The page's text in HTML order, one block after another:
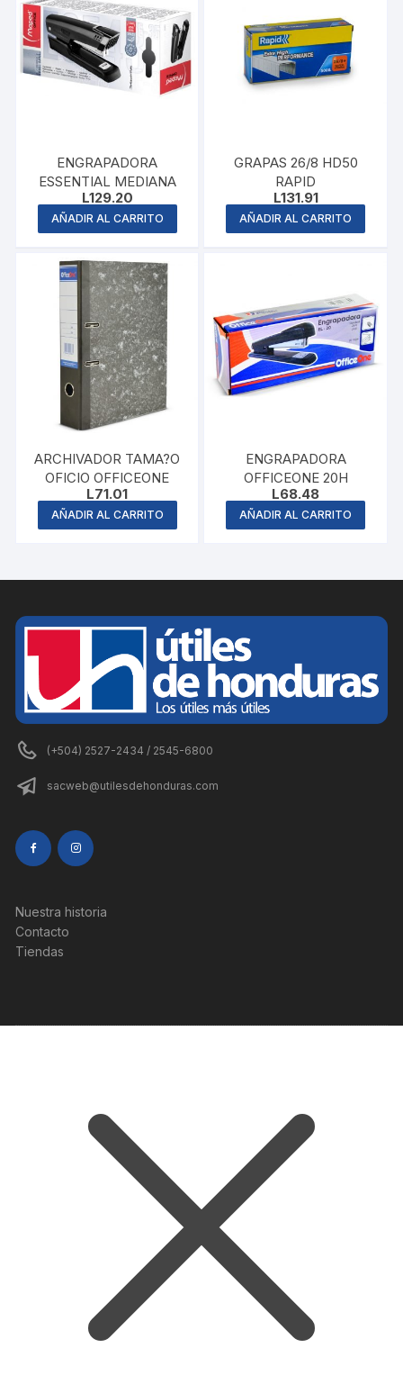
ENGRAPADORA
ESSENTIAL MEDIANA
L129.20
AÑADIR AL CARRITO
GRAPAS 26/8 HD50
RAPID
L131.91
AÑADIR AL CARRITO
ARCHIVADOR TAMA?O
OFICIO OFFICEONE
L71.01
AÑADIR AL CARRITO
ENGRAPADORA
OFFICEONE 20H
L68.48
AÑADIR AL CARRITO
(+504) 2527-2434 / 2545-6800
sacweb@utilesdehonduras.com
Nuestra historia
Contacto
Tiendas